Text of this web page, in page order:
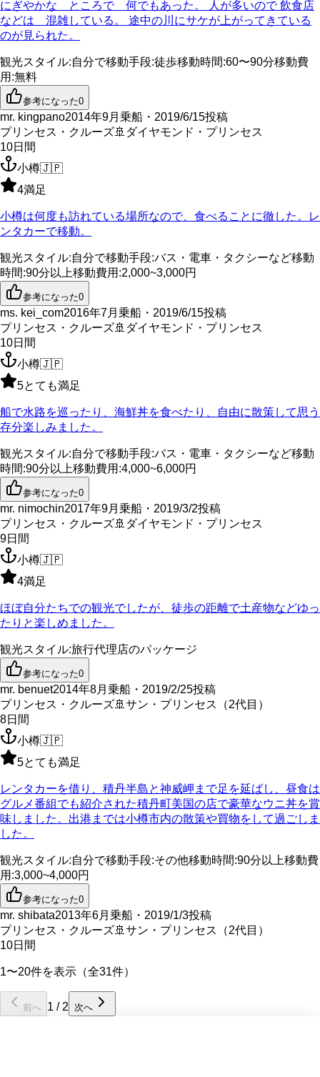
にぎやかな ところで 何でもあった。 人が多いので 飲食店
などは 混雑している。 途中の川にサケが上がってきている
のが見られた。
観光スタイル:自分で移動手段:徒歩移動時間:60〜90分移動費
用 :無料
参考になった0
mr. kingpano2014年9月乗船・2019/6/15投稿
プリンセス・クルーズ🚢 ダイヤモンド・プリンセス
10日間
小樽🇯🇵
4満足
小樽は何度も訪れている場所なので、食べることに徹した。レ
ンタカーで移動。
観光スタイル:自分で移動手段:バス・電車・タクシーなど移動
時間:90分以上移動費用 :2,000~3,000円
参考になった0
ms. kei_com2016年7月乗船・2019/6/15投稿
プリンセス・クルーズ🚢 ダイヤモンド・プリンセス
10日間
小樽🇯🇵
5とても満足
船で水路を巡ったり、海鮮丼を食べたり、自由に散策して思う
存分楽しみました。
観光スタイル:自分で移動手段:バス・電車・タクシーなど移動
時間:90分以上移動費用 :4,000~6,000円
参考になった0
mr. nimochin2017年9月乗船・2019/3/2投稿
プリンセス・クルーズ🚢 ダイヤモンド・プリンセス
9日間
小樽🇯🇵
4満足
ほぼ自分たちでの観光でしたが、徒歩の距離で土産物などゆっ
たりと楽しめました。
観光スタイル:旅行代理店のパッケージ
参考になった0
mr. benuet2014年8月乗船・2019/2/25投稿
プリンセス・クルーズ🚢 サン・プリンセス（2代目）
8日間
小樽🇯🇵
5とても満足
レンタカーを借り、積丹半島と神威岬まで足を延ばし、昼食は
グルメ番組でも紹介された積丹町美国の店で豪華なウニ丼を賞
味しました。出港までは小樽市内の散策や買物をして過ごしま
した。
観光スタイル:自分で移動手段:その他移動時間:90分以上移動費
用 :3,000~4,000円
参考になった0
mr. shibata2013年6月乗船・2019/1/3投稿
プリンセス・クルーズ🚢 サン・プリンセス（2代目）
10日間
1〜20件を表示（全31件）
前へ 1 / 2 次へ